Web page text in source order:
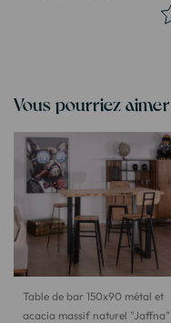
Vous pourriez aimer
Table de bar 150x90 métal et
acacia massif naturel "Jaffna"